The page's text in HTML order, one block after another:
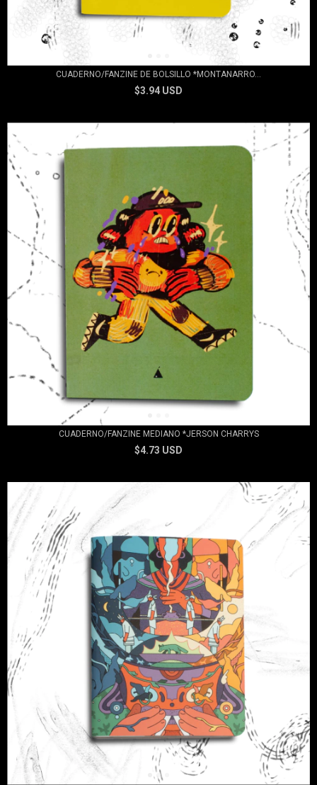
CUADERNO/FANZINE DE BOLSILLO *MONTANARRO...
$3.94 USD
CUADERNO/FANZINE MEDIANO *JERSON CHARRYS
$4.73 USD